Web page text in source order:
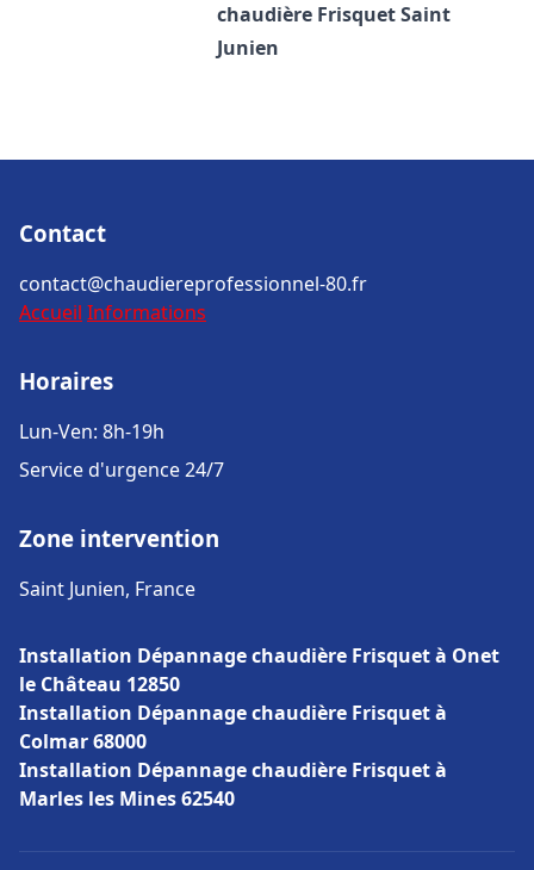
chaudière FrisquetSaint
Junien
Contact
contact@chaudiereprofessionnel-80.fr
Accueil Informations
Horaires
Lun-Ven: 8h-19h
Service d'urgence 24/7
Zone intervention
Saint Junien, France
Installation Dépannage chaudière Frisquet à Onet
le Château 12850
Installation Dépannage chaudière Frisquet à
Colmar 68000
Installation Dépannage chaudière Frisquet à
Marles les Mines 62540